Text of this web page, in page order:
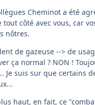
Cheminot a été
tout côté avec vous, car
nôtres.
de gazeuse --> de
ça normal ? NON !
Je suis sur que certains
haut, en fait, ce